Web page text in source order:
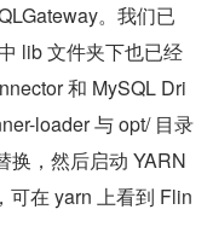
。我们已
lib 文件夹下也已经
和 MySQL Dri
loader 与 opt/ 目录
换，然后启动 YARN
可在 yarn 上看到 Flin